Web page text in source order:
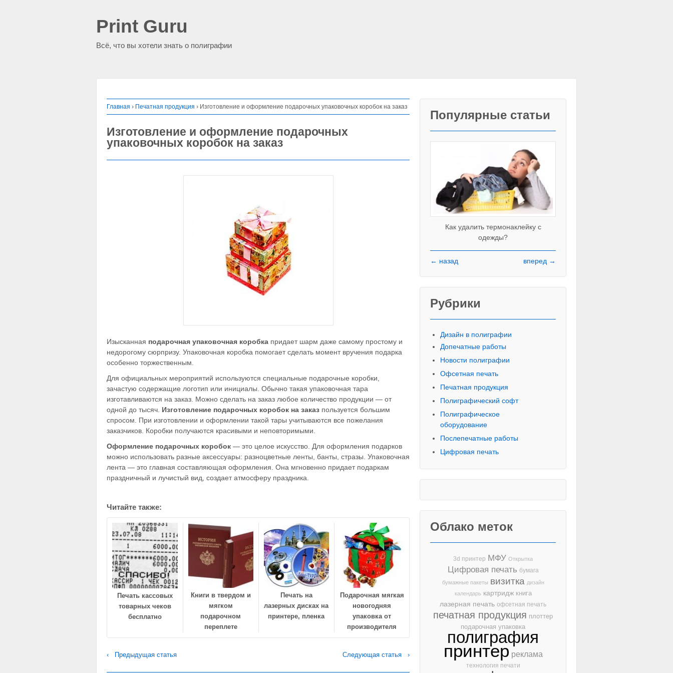
Print Guru
Всё, что вы хотели знать о полиграфии
Главная › Печатная продукция › Изготовление и оформление подарочных упаковочных коробок на заказ
Изготовление и оформление подарочных
упаковочных коробок на заказ
Изысканная подарочная упаковочная коробка придает шарм даже самому простому и
недорогому сюрпризу. Упаковочная коробка помогает сделать момент вручения подарка
особенно торжественным.
Для официальных мероприятий используются специальные подарочные коробки,
зачастую содержащие логотип или инициалы. Обычно такая упаковочная тара
изготавливаются на заказ. Можно сделать на заказ любое количество продукции — от
одной до тысяч. Изготовление подарочных коробок на заказ пользуется большим
спросом. При изготовлении и оформлении такой тары учитываются все пожелания
заказчиков. Коробки получаются красивыми и неповторимыми.
Оформление подарочных коробок — это целое искусство. Для оформления подарков
можно использовать разные аксессуары: разноцветные ленты, банты, стразы. Упаковочная
лента — это главная составляющая оформления. Она мгновенно придает подаркам
праздничный и лучистый вид, создает атмосферу праздника.
Читайте также:
Печать кассовых
товарных чеков
бесплатно
Книги в твердом и
мягком
подарочном
переплете
Печать на
лазерных дисках на
принтере, пленка
Подарочная мягкая
новогодняя
упаковка от
производителя
‹ Предыдущая статья Следующая статья ›
Популярные статьи
Как удалить термонаклейку с
одежды?
Красивые печатные буквы
← назад вперед →
Рубрики
Дизайн в полиграфии
Допечатные работы
Новости полиграфии
Офсетная печать
Печатная продукция
Полиграфический софт
Полиграфическое
оборудование
Послепечатные работы
Цифровая печать
Облако меток
3d принтер МФУ Открытка
Цифровая печать бумага
бумажные пакеты визитка дизайн
календарь картридж книга
лазерная печать офсетная печать
печатная продукция плоттер
подарочная упаковка
полиграфия
принтер реклама
технология печати